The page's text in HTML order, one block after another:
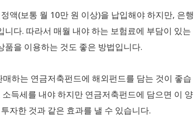
액(보통 월 10만 원 이상)을 납입해야 하지만, 은행
다. 따라서 매월 내야 하는 보험료에 부담이 있는
을 이용하는 것도 좋은 방법입니다.
하는 연금저축펀드에 해외펀드를 담는 것이 좋습
득세를 내야 하지만 연금저축펀드에 담으면 이 양
자한 것과 같은 효과를 낼 수 있습니다.